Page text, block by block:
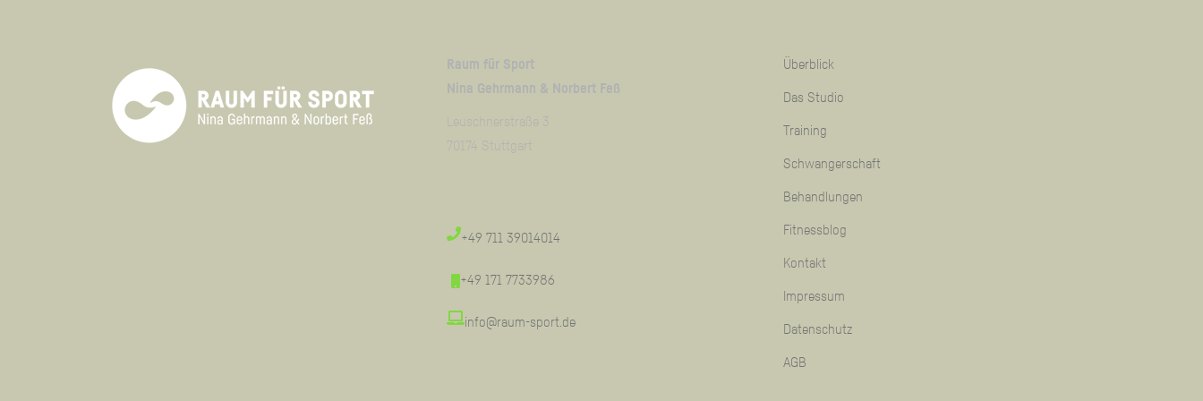
+49 711 39014014
+49 171 7733986
info@raum-sport.de
Überblick
Das Studio
Training
Schwangerschaft
Behandlungen
Fitnessblog
Kontakt
Impressum
Datenschutz
AGB